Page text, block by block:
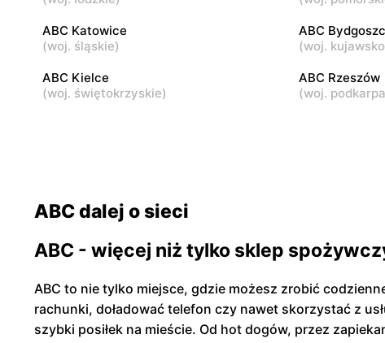
ABC Katowice
(woj. śląskie)
ABC
(woj.
ABC Kielce
(woj. świętokrzyskie)
ABC Rzeszów
(woj.
ABC dalej o sieci
ABC - więcej niż tylko sklep
ABC to nie tylko miejsce, gdzie możesz zrobić
rachunki, doładować telefon czy nawet skorzystać z
szybki posiłek na mieście. Od hot dogów, przez